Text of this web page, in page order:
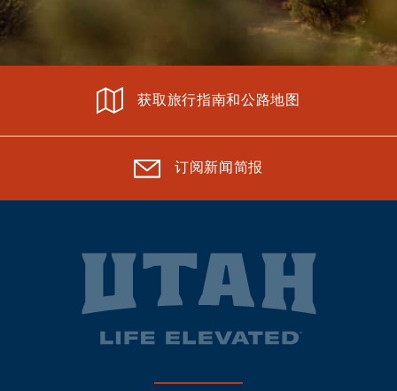
获取旅行指南和公路地图
订阅新闻简报